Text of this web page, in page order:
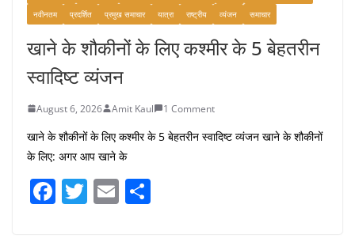
नवीनतम
प्रदर्शित प्रमुख समाचार यात्रा राष्ट्रीय व्यंजन समाचार
खाने के शौकीनों के लिए कश्मीर के 5 बेहतरीन
स्वादिष्ट व्यंजन
August 6, 2026 Amit Kaul 1 Comment
खाने के शौकीनों के लिए कश्मीर के 5 बेहतरीन स्वादिष्ट व्यंजन खाने के शौकीनों
के लिए: अगर आप खाने के
F T E